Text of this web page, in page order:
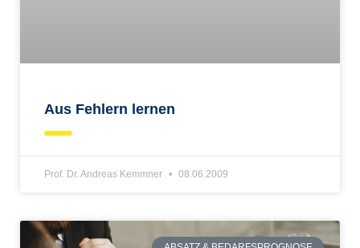
Aus Fehlern lernen
Prof. Dr. Andreas Kemmner 08.06.2009